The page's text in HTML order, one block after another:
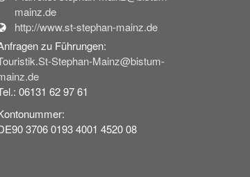
mainz.de
http://www.st-stephan-mainz.de
zu Führungen:
Stephan-Mainz@bistum-
06131 62 97 61
3706 0193 4001 4520 08